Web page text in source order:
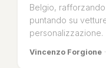
Belgio,
puntando su
personalizzazione.
Vincenzo Forgione